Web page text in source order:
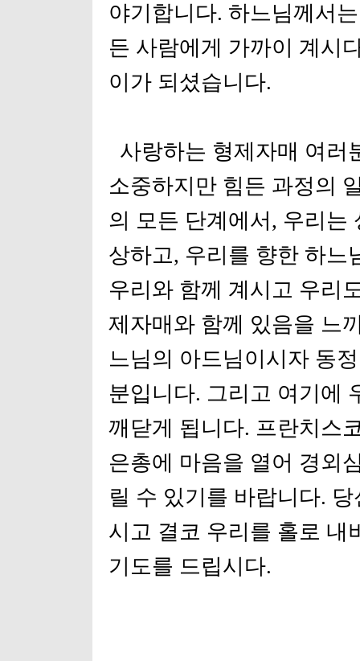
야기합니다. 하느님께서
든 사람에게 가까이 계시
이가 되셨습니다.
사랑하는 형제자매 여러
소중하지만 힘든 과정의
의 모든 단계에서, 우리는
상하고, 우리를 향한 하느
우리와 함께 계시고 우리
제자매와 함께 있음을 느
느님의 아드님이시자 동
분입니다. 그리고 여기에
깨닫게 됩니다. 프란치스
은총에 마음을 열어 경외
릴 수 있기를 바랍니다.
시고 결코 우리를 홀로 내
기도를 드립시다.